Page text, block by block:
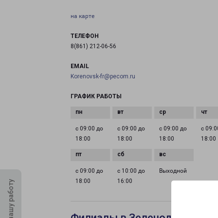
на карте
ТЕЛЕФОН
8(861) 212-06-56
EMAIL
Korenovsk-fr@pecom.ru
ГРАФИК РАБОТЫ
с 09:00 до
18:00
с 09:00 до
18:00
с 09:00 до
18:00
с
18:00
с 09:00 до
18:00
с 10:00 до
16:00
Выходной